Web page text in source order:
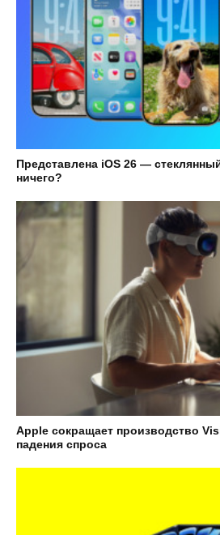
Представлена iOS 26 —
ничего?
Apple сокращает производство
падения спроса